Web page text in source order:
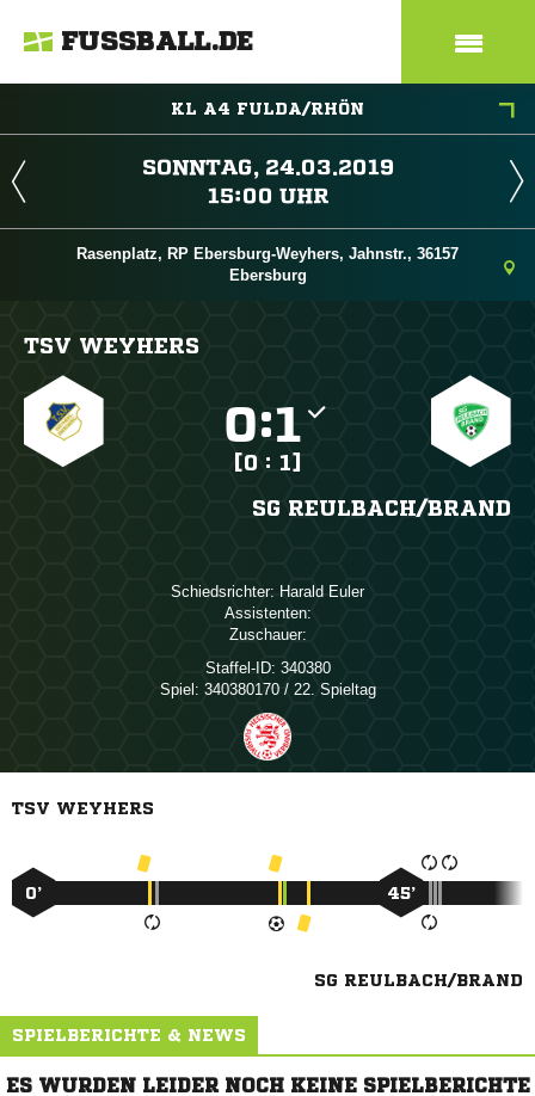
FUSSBALL.DE
KL A4 FULDA/RHÖN
 
 
Rasenplatz, RP Ebersburg-Weyhers, Jahnstr., 36157
Ebersburg
TSV WEYHERS
:
[0 : 1]
SG REULBACH/​BRAND
Schiedsrichter:  
Assistenten:
Zuschauer:
Staffel-ID: 340380
Spiel: 340380170 / 22. Spieltag
TSV WEYHERS
0’ 45’
SG REULBACH/BRAND
SPIELBERICHTE & NEWS
ES WURDEN LEIDER NOCH KEINE SPIELBERICHTE